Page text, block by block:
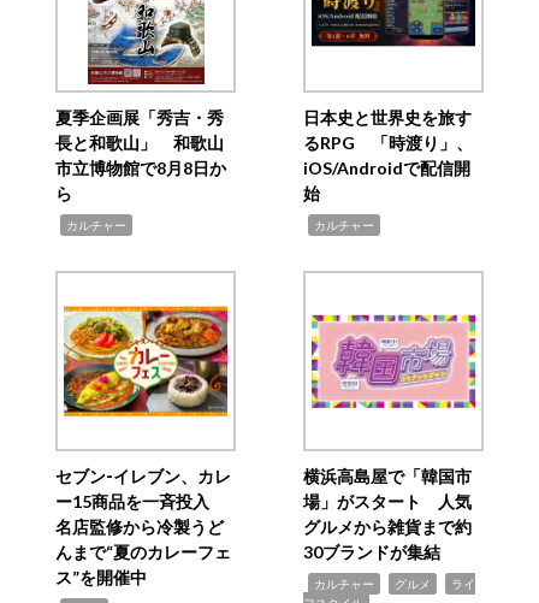
夏季企画展「秀吉・秀
長と和歌山」 和歌山
市立博物館で8月8日か
ら
カルチャー
日本史と世界史を旅す
るRPG 「時渡り」、
iOS/Androidで配信開
始
カルチャー
セブン‐イレブン、カレ
ー15商品を一斉投入
名店監修から冷製うど
んまで“夏のカレーフェ
ス”を開催中
横浜高島屋で「韓国市
場」がスタート 人気
グルメから雑貨まで約
30ブランドが集結
カルチャー グルメ
ライ